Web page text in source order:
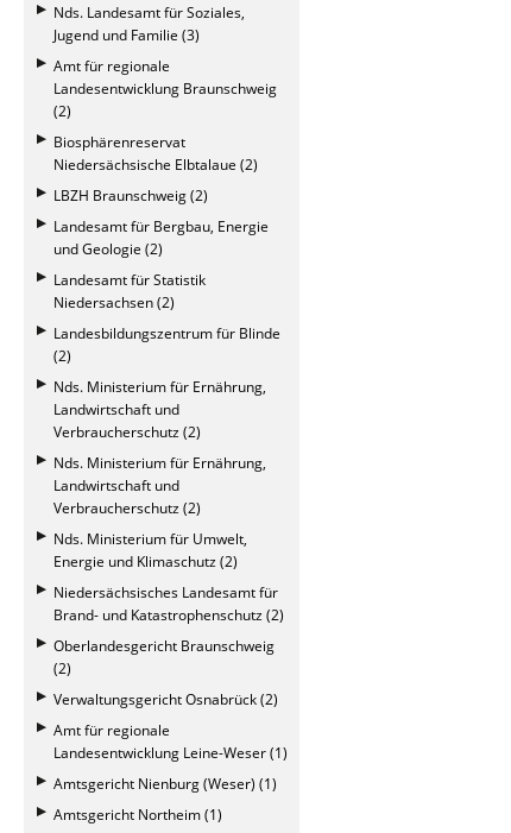
Nds. Landesamt für Soziales,
Jugend und Familie (3)
Amt für regionale
Landesentwicklung Braunschweig
(2)
Biosphärenreservat
Niedersächsische Elbtalaue (2)
LBZH Braunschweig (2)
Landesamt für Bergbau, Energie
und Geologie (2)
Landesamt für Statistik
Niedersachsen (2)
Landesbildungszentrum für Blinde
(2)
Nds. Ministerium für Ernährung,
Landwirtschaft und
Verbraucherschutz (2)
Nds. Ministerium für Ernährung,
Landwirtschaft und
Verbraucherschutz (2)
Nds. Ministerium für Umwelt,
Energie und Klimaschutz (2)
Niedersächsisches Landesamt für
Brand- und Katastrophenschutz (2)
Oberlandesgericht Braunschweig
(2)
Verwaltungsgericht Osnabrück (2)
Amt für regionale
Landesentwicklung Leine-Weser (1)
Amtsgericht Nienburg (Weser) (1)
Amtsgericht Northeim (1)